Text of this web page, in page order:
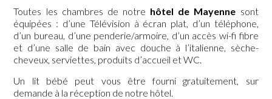
Toutes les chambres de notre hôtel de Mayenne sont
équipées : d’une Télévision à écran plat, d’un téléphone,
d’un bureau, d’une penderie/armoire, d’un accès wi-fi fibre
et d’une salle de bain avec douche à l’italienne, sèche-
cheveux, serviettes, produits d’accueil et WC.
Un lit bébé peut vous être fourni gratuitement, sur
demande à la réception de notre hôtel.